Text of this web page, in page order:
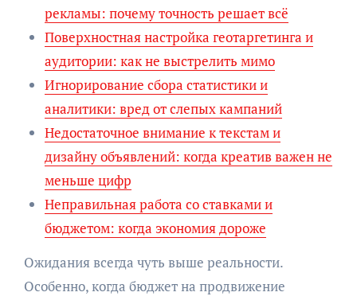
рекламы: почему точность решает всё
Поверхностная настройка геотаргетинга и
аудитории: как не выстрелить мимо
Игнорирование сбора статистики и
аналитики: вред от слепых кампаний
Недостаточное внимание к текстам и
дизайну объявлений: когда креатив важен не
меньше цифр
Неправильная работа со ставками и
бюджетом: когда экономия дороже
Ожидания всегда чуть выше реальности.
Особенно, когда бюджет на продвижение